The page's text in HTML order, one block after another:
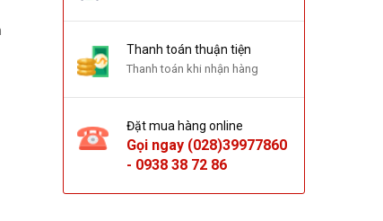
Thanh toán thuận tiện
Thanh toán khi nhận hàng
Đặt mua hàng online
Gọi ngay (028)39977860
- 0938 38 72 86